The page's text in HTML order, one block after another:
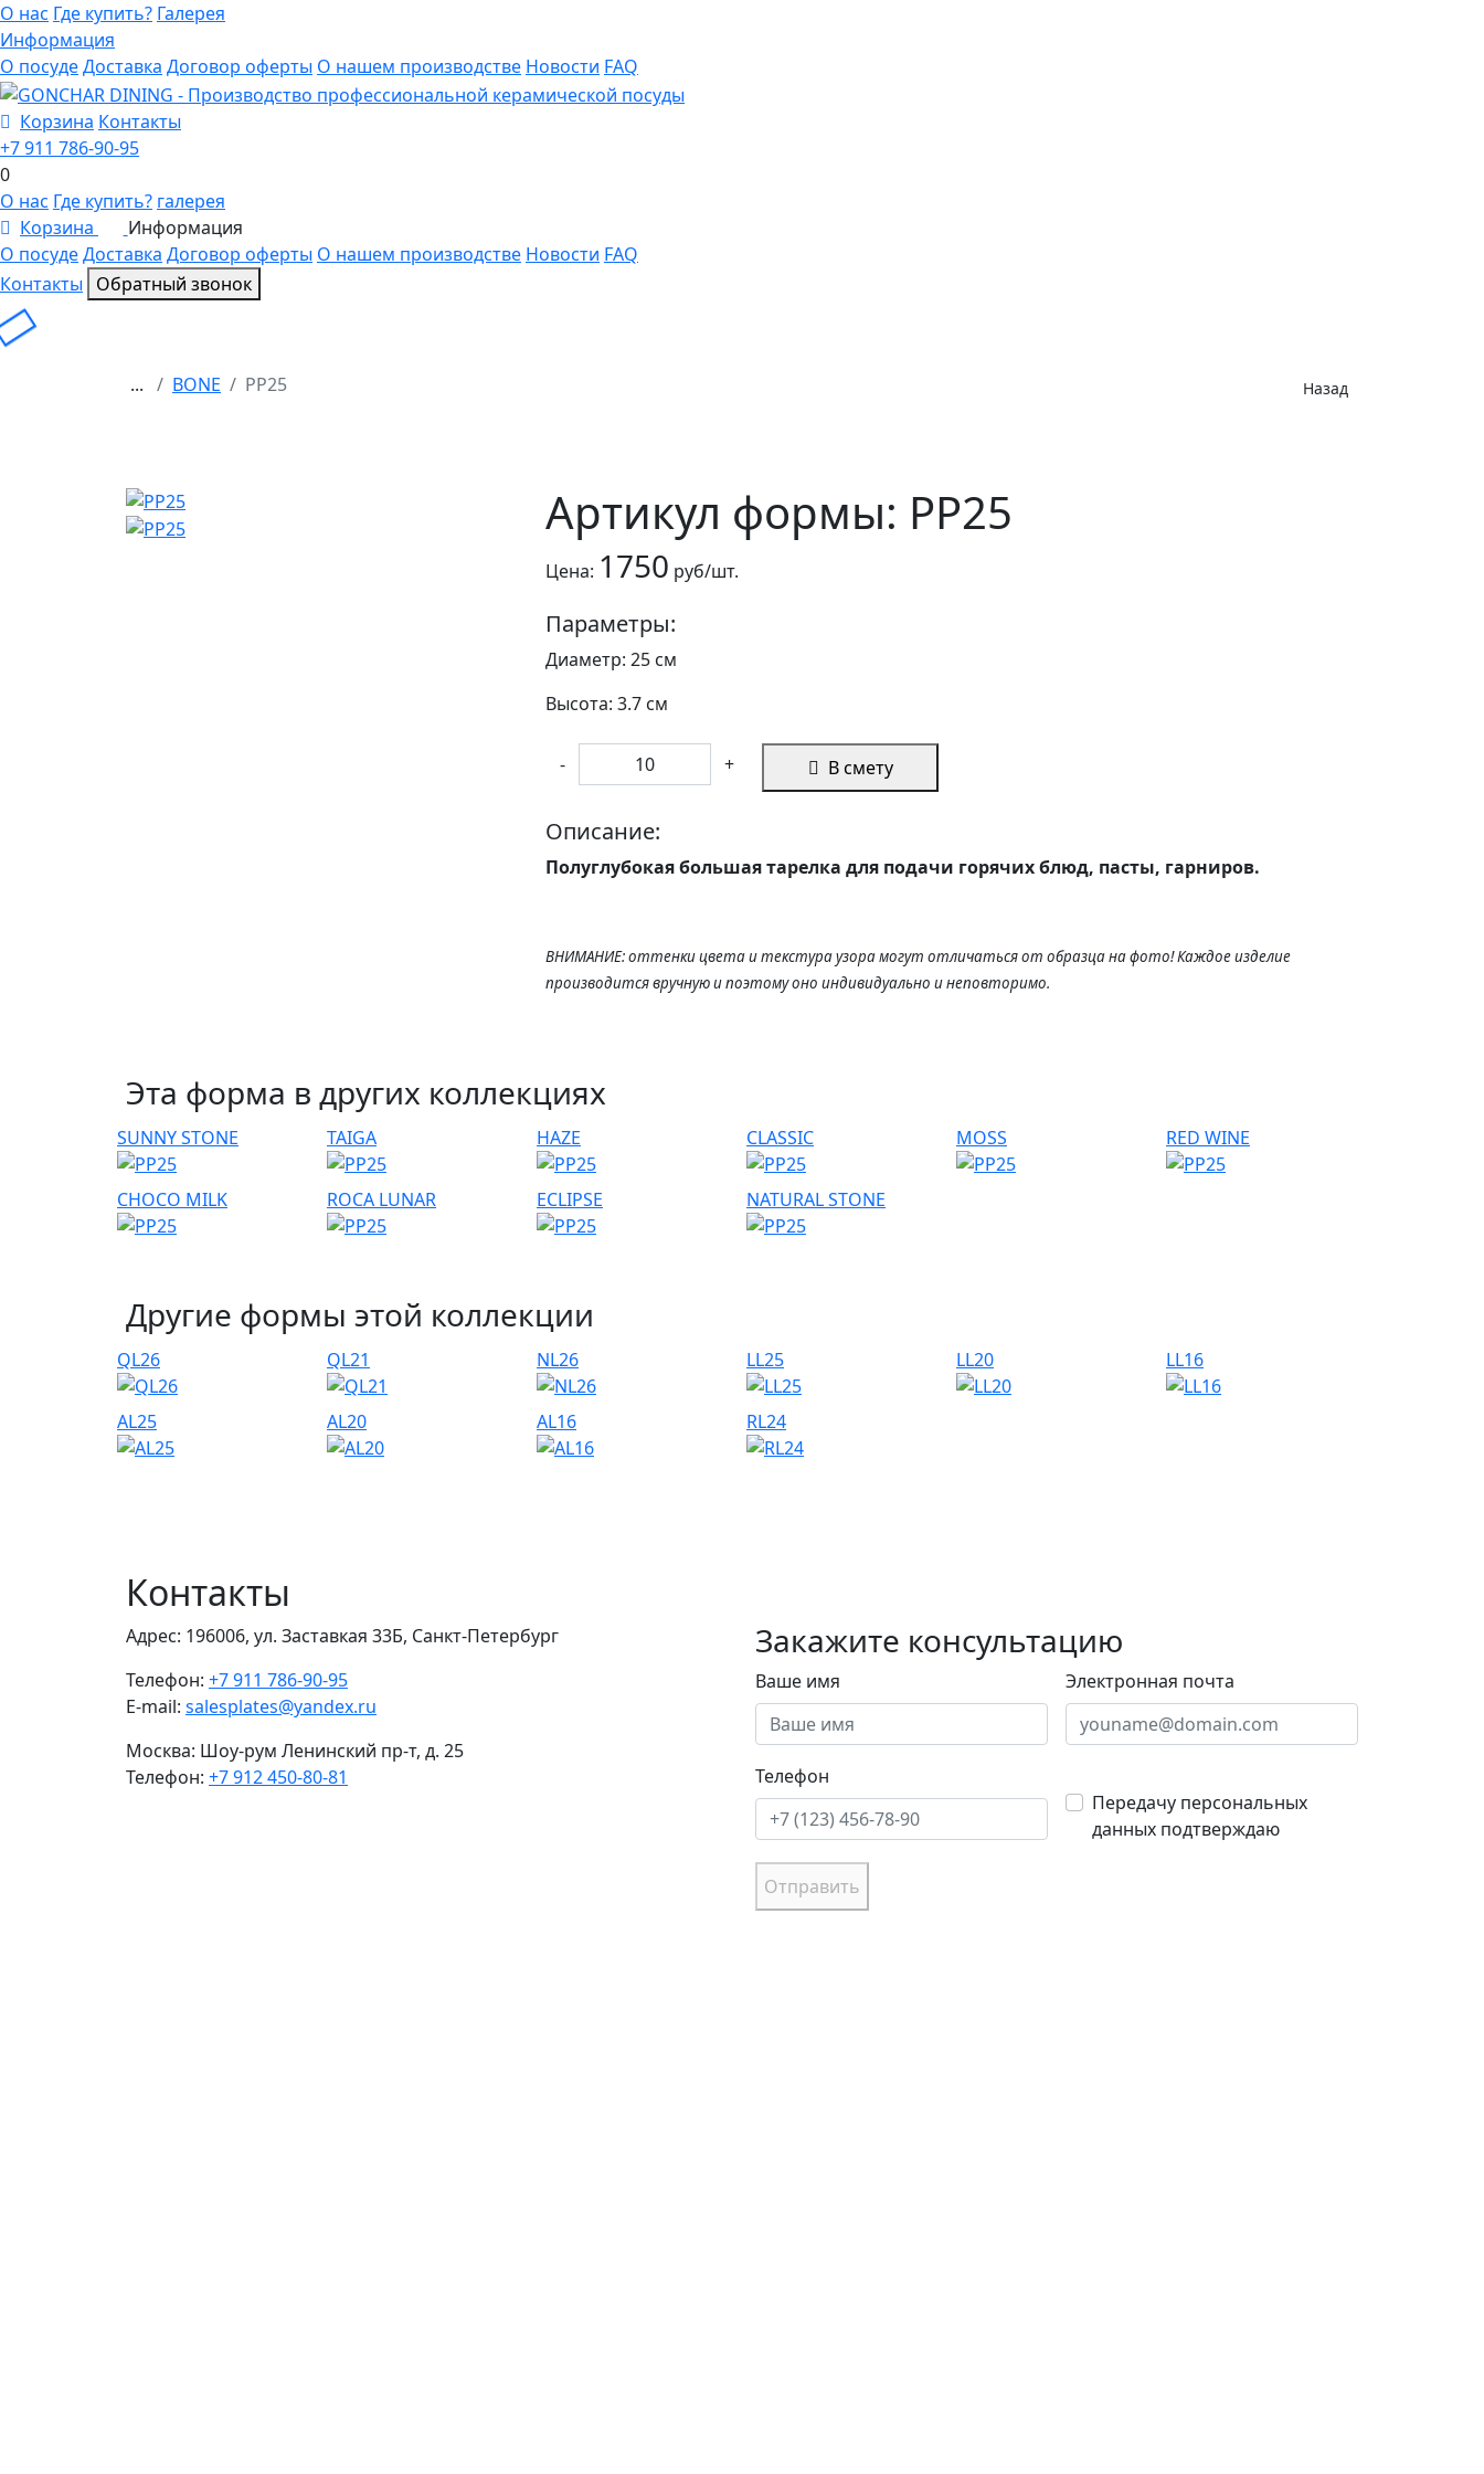
О нас Где купить? Галерея
Информация
О посудеДоставка Договор оферты О нашем производстве Новости FAQ
Корзина Контакты
+7 911 786-90-95
0
О нас Где купить? галерея
Корзина
Информация
О посудеДоставка Договор оферты О нашем производстве Новости FAQ
Контакты
Обратный звонок
... BONE PP25 Назад
Артикул формы: PP25
Цена: 1750 руб/шт.
Параметры:
Диаметр: 25 см
Высота: 3.7 см
- + В смету
Описание:
Полуглубокая большая тарелка для подачи горячих блюд, пасты, гарниров.
ВНИМАНИЕ: оттенки цвета и текстура узора могут отличаться от образца на фото! Каждое изделие
производится вручную и поэтому оно индивидуально и неповторимо.
Эта форма в других коллекциях
SUNNY STONE TAIGA HAZE CLASSIC MOSS RED WINE
CHOCO MILK ROCA LUNAR ECLIPSE NATURAL STONE
Другие формы этой коллекции
QL26 QL21 NL26 LL25 LL20 LL16
AL25 AL20 AL16 RL24
Контакты
Адрес: 196006, ул. Заставкая 33Б, Санкт-Петербург
Телефон: +7 911 786-90-95
E-mail: salesplates@yandex.ru
Москва: Шоу-рум Ленинский пр-т, д. 25
Телефон: +7 912 450-80-81
Закажите консультацию
Ваше имя Электронная почта
Телефон
Передачу персональных
данных подтверждаю
Отправить